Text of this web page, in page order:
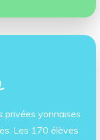
privées yonnaises
Les 170 élèves